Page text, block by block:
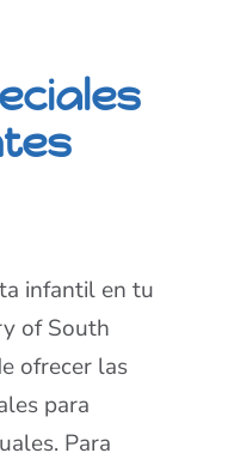
infantil en tu
of South
ofrecer las
para
Para